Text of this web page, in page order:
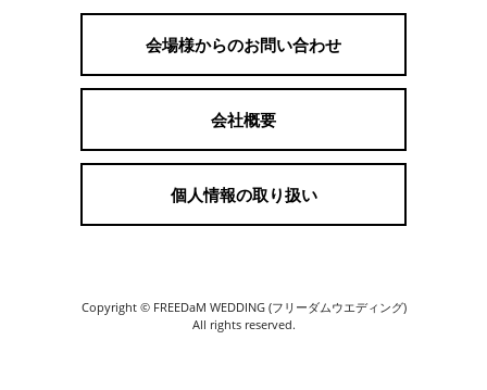
会場様からのお問い合わせ
会社概要
個人情報の取り扱い
Copyright © FREEDaM WEDDING (フリーダムウエディング)
All rights reserved.